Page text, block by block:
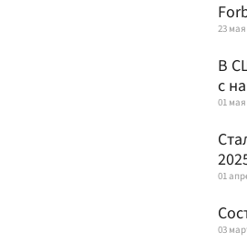
23 мая
В
с
01 мая
01
03